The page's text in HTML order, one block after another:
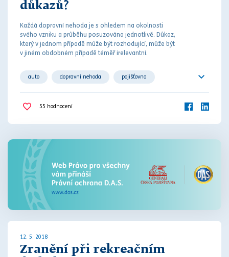
důkazů?
Každá dopravní nehoda je s ohledem na okolnosti
svého vzniku a průběhu posuzována jednotlivě. Důkaz,
který v jednom případě může být rozhodující, může být
v jiném obdobném případě téměř irelevantní.
auto dopravní nehoda pojišťovna
policie škoda vozidlo
záznam o dopravní nehodě
55 hodnocení
12. 5. 2018
Zranění při rekreačním